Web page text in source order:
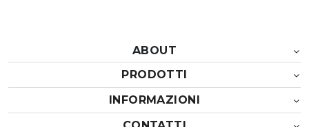
ABOUT
PRODOTTI
INFORMAZIONI